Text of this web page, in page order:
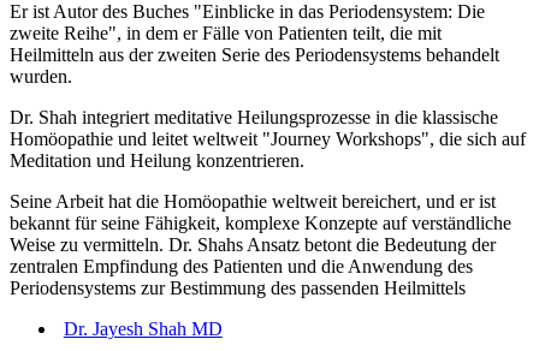
Er ist Autor des Buches "Einblicke in das Periodensystem: Die
zweite Reihe", in dem er Fälle von Patienten teilt, die mit
Heilmitteln aus der zweiten Serie des Periodensystems behandelt
wurden.
Dr. Shah integriert meditative Heilungsprozesse in die klassische
Homöopathie und leitet weltweit "Journey Workshops", die sich auf
Meditation und Heilung konzentrieren.
Seine Arbeit hat die Homöopathie weltweit bereichert, und er ist
bekannt für seine Fähigkeit, komplexe Konzepte auf verständliche
Weise zu vermitteln. Dr. Shahs Ansatz betont die Bedeutung der
zentralen Empfindung des Patienten und die Anwendung des
Periodensystems zur Bestimmung des passenden Heilmittels
Dr. Jayesh Shah MD